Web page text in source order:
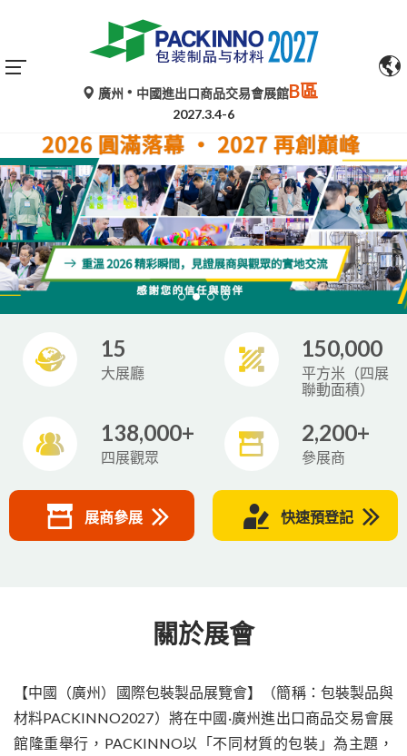
廣州 中國進出口商品交易會展館B區
2027.3.4-6
15
大展廳
150,000
平方米（四展
聯動面積）
138,000+
四展觀眾
2,200+
參展商
展商參展 快速預登記
關於展會
【中國（廣州）國際包裝製品展覽會】（簡稱：包裝製品與
材料PACKINNO2027）將在中國·廣州進出口商品交易會展
館隆重舉行，PACKINNO以「不同材質的包裝」為主題，